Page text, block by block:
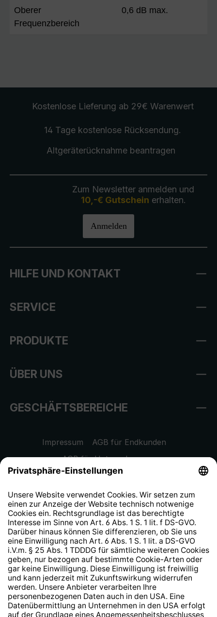
Oberer
Frequenzbereich
0,6 dB max.
Kostenlose Lieferung ab 29€ Warenwert
14 Tage kostenlose Rücksendung.
Altgeräterücknahmebeantragen
Zum Newsletter anmelden und
10,-€ Gutschein erhalten.
Anmelden
HILFE UND KONTAKT
SERVICE
PRODUKTE
ÜBER UNS
GESCHÄFTSBEREICHE
Impressum
AGB für Endkunden
AGB für Unternehmen
Datenschutzhinweis
Widerrufsrecht
Hinweisgeberschutzsystem
Barrierefreiheit